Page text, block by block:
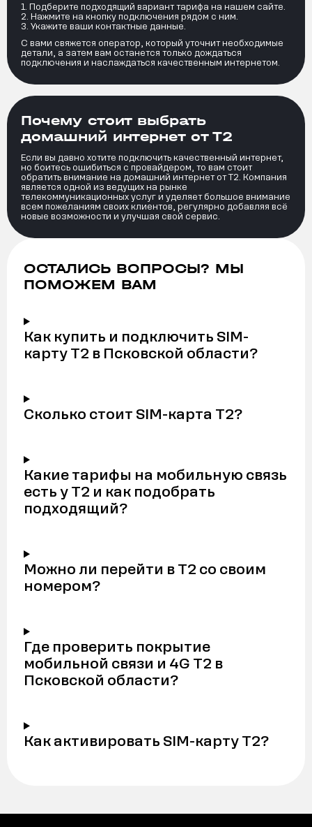
Подберите подходящий вариант тарифа на нашем сайте.
Нажмите на кнопку подключения рядом с ним.
Укажите ваши контактные данные.
С вами свяжется оператор, который уточнит необходимые
детали, а затем вам останется только дождаться
подключения и наслаждаться качественным интернетом.
Почему стоит выбрать
домашний интернет от Т2
Если вы давно хотите подключить качественный интернет,
но боитесь ошибиться с провайдером, то вам стоит
обратить внимание на домашний интернет от Т2. Компания
является одной из ведущих на рынке
телекоммуникационных услуг и уделяет большое внимание
всем пожеланиям своих клиентов, регулярно добавляя всё
новые возможности и улучшая свой сервис.
ОСТАЛИСЬ ВОПРОСЫ? МЫ
ПОМОЖЕМ ВАМ
Как купить и подключить SIM-
карту Т2 в Псковской области?
Сколько стоит SIM-карта Т2?
Какие тарифы на мобильную связь
есть у Т2 и как подобрать
подходящий?
Можно ли перейти в Т2 со своим
номером?
Где проверить покрытие
мобильной связи и 4G Т2 в
Псковской области?
Как активировать SIM-карту Т2?